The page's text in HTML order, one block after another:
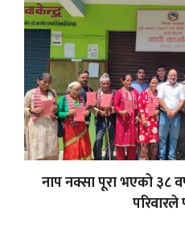
नाप नक्सा पूरा भएको ३८
परिवारले